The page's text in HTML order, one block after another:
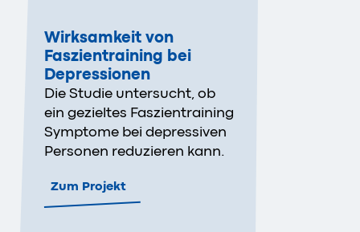
Wirksamkeit von
Faszientraining bei
Depressionen
Die Studie untersucht, ob
ein gezieltes Faszientraining
Symptome bei depressiven
Personen reduzieren kann.
Zum Projekt